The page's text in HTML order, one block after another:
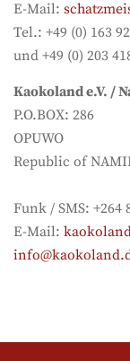
E-Mail:
Tel.: +49 (0) 163
und +49 (0) 203
Kaokoland e.V. /
P.O.BOX: 286
OPUWO
Republic of
Funk / SMS: +264
E-Mail: